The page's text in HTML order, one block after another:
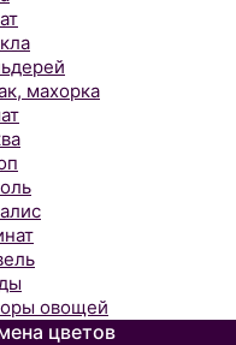
махорка
овощей
цветов